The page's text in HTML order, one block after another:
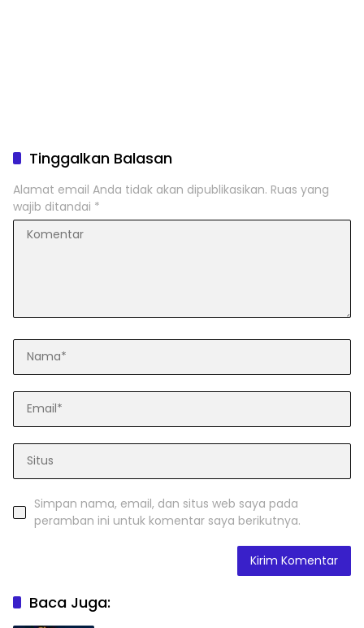
Tinggalkan Balasan
Alamat email Anda tidak akan dipublikasikan. Ruas yang
wajib ditandai *
Simpan nama, email, dan situs web saya pada
peramban ini untuk komentar saya berikutnya.
Baca Juga: